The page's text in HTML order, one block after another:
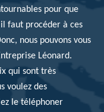
pour que
faut procéder à ces
nous pouvons vous
Léonard.
qui sont très
voulez des
le téléphoner